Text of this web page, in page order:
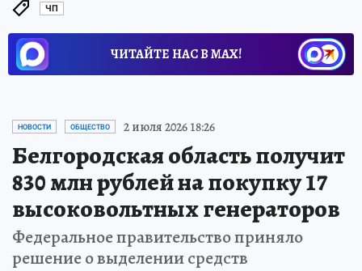
ЧП
ЧИТАЙТЕ НАС В МАХ!
НОВОСТИ ОБЩЕСТВО 2 июля 2026 18:26
Белгородская область получит
830 млн рублей на покупку 17
высоковольтных генераторов
Федеральное правительство приняло
решение о выделении средств